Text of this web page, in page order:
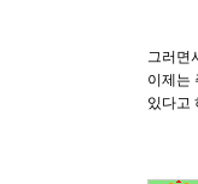
그러면
이제는
있다고